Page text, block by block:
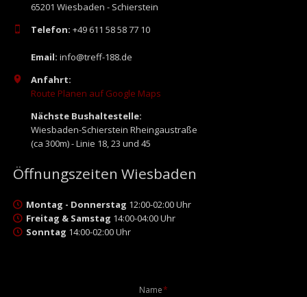
65201 Wiesbaden - Schierstein
Telefon: +49 611 58 58 77 10
Email: info@treff-188.de
Anfahrt:
Route Planen auf Google Maps
Nächste Bushaltestelle:
Wiesbaden-Schierstein Rheingaustraße
(ca 300m) - Linie 18, 23 und 45
Öffnungszeiten Wiesbaden
Montag - Donnerstag 12:00-02:00 Uhr
Freitag & Samstag 14:00-04:00 Uhr
Sonntag 14:00-02:00 Uhr
Pflichtfeld
Name*